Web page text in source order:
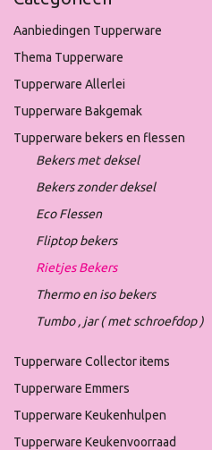
Aanbiedingen Tupperware
Thema Tupperware
Tupperware Allerlei
Tupperware Bakgemak
Tupperware bekers en flessen
Bekers met deksel
Bekers zonder deksel
Eco Flessen
Fliptop bekers
Rietjes Bekers
Thermo en iso bekers
Tumbo , jar ( met schroefdop )
Tupperware Collector items
Tupperware Emmers
Tupperware Keukenhulpen
Tupperware Keukenvoorraad